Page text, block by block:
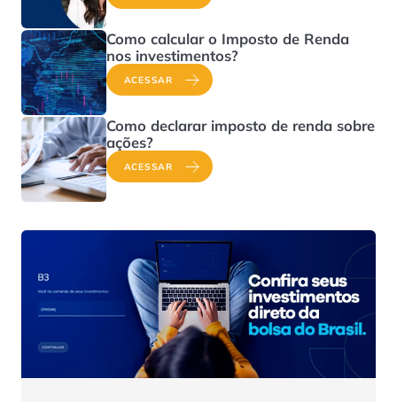
Como calcular o Imposto de Renda
nos investimentos?
ACESSAR
Como declarar imposto de renda sobre
ações?
ACESSAR